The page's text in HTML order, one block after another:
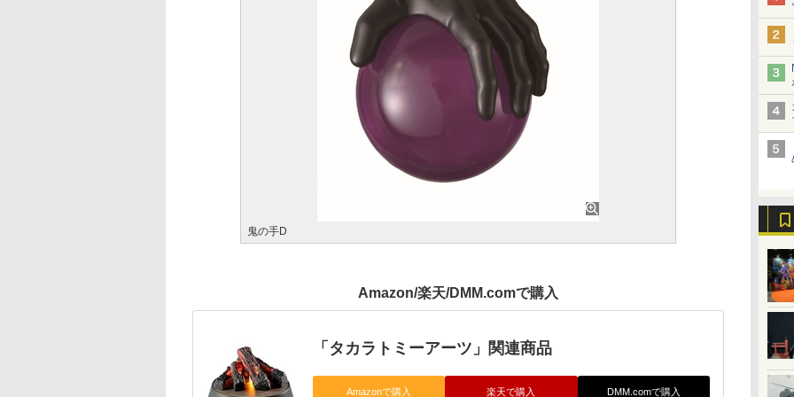
鬼の手D
Amazon/楽天/DMM.comで購入
「タカラトミーアーツ」関連商品
Amazonで購入 楽天で購入 DMM.comで購入